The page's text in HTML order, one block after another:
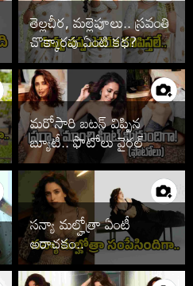
తెల్లచీర, మల్లెపూలు.. స్రవంతి
చొక్కారపు ఏంటి కథ?
మరోసారి బటన్ విప్పిన
బ్యూటీ.. ఫొటోలు వైరల్
సన్యా మల్హోత్రా ఏంటీ
అరాచకం..